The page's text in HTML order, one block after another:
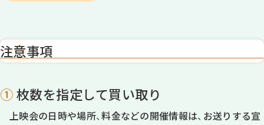
注意事項
①枚数を指定して買い取り
上映会の日時や場所、料金などの開催情報は、お送りする宣